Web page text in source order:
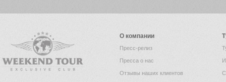
О компании
Пресс-релиз
Пресса о нас
Отзывы наших клиентов